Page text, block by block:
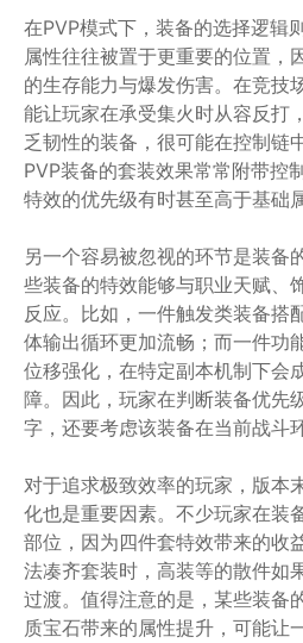
在PVP模式下，装备的选择逻辑
属性往往被置于更重要的位置，
的生存能力与爆发伤害。在竞技
能让玩家在承受集火时从容反打
乏韧性的装备，很可能在控制链
PVP装备的套装效果常常附带控
特效的优先级有时甚至高于基础属
另一个容易被忽视的环节是装备
些装备的特效能够与职业天赋、
反应。比如，一件触发类装备搭
体输出循环更加流畅；而一件功
位移强化，在特定副本机制下会
障。因此，玩家在判断装备优先
字，还要考虑该装备在当前战斗
对于追求极致效率的玩家，版本
化也是重要因素。不少玩家在装
部位，因为四件套特效带来的收
法凑齐套装时，高装等的散件如
过渡。值得注意的是，某些装备
质宝石带来的属性提升，可能让